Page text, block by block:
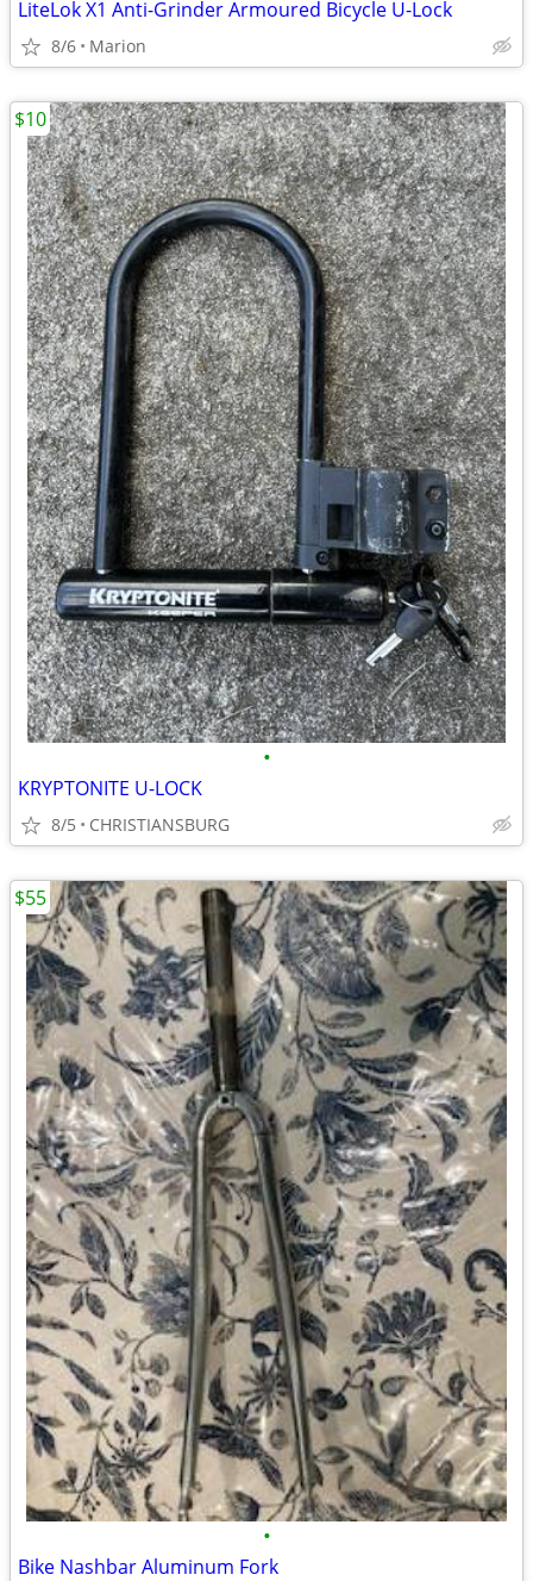
LiteLok X1 Anti-Grinder Armoured Bicycle U-Lock
8/6 Marion
•
KRYPTONITE U-LOCK
8/5 CHRISTIANSBURG
$10
•
Bike Nashbar Aluminum Fork
$55